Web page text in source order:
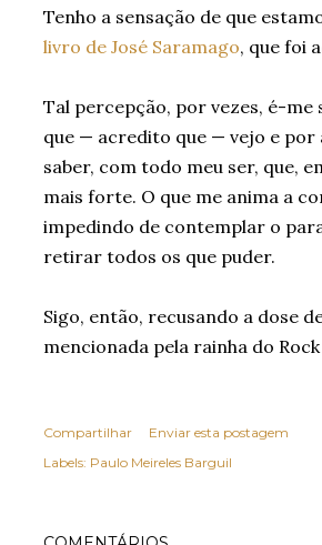
Tenho a sensação de que
livro de José Saramago, que foi
Tal percepção, por vezes, é-
que — acredito que — vejo e por
saber, com todo meu ser, que,
mais forte. O que me anima a
impedindo de contemplar o
retirar todos os que puder.
Sigo, então, recusando a dose
mencionada pela rainha do
Compartilhar
Enviar esta postagem
Labels: Paulo Meireles Barguil